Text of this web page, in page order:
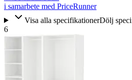
i samarbete med PriceRunner
Visa alla specifikationerDölj
6